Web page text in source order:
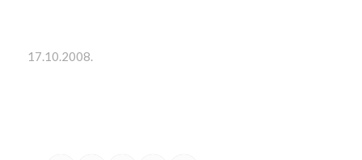
17.10.2008.